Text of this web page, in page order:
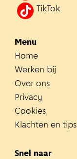
TikTok
Menu
Home
Werken bij
Over ons
Privacy
Cookies
Klachten en tips
Snel naar